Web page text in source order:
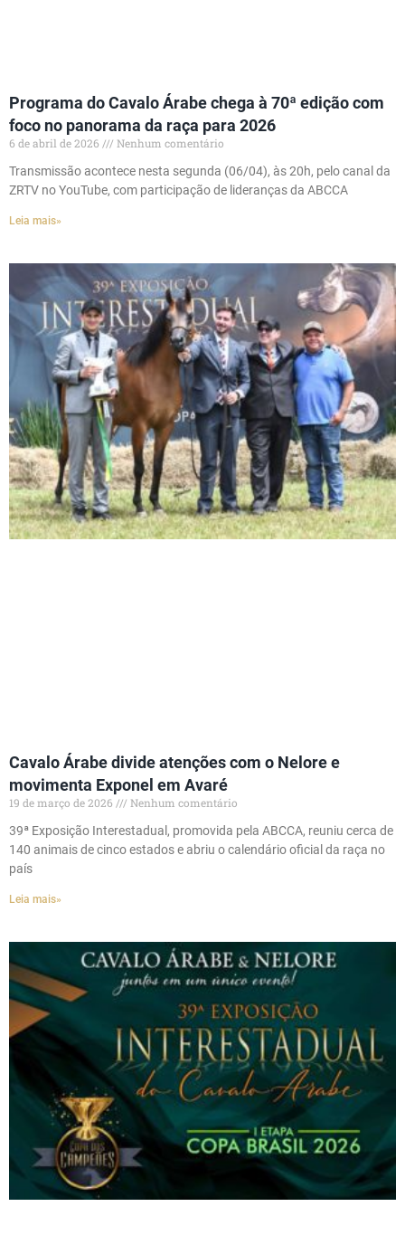
Programa do Cavalo Árabe chega à 70ª edição com
foco no panorama da raça para 2026
6 de abril de 2026
Nenhum comentário
Transmissão acontece nesta segunda (06/04), às 20h, pelo canal da
ZRTV no YouTube, com participação de lideranças da ABCCA
Leia mais»
Cavalo Árabe divide atenções com o Nelore e
movimenta Exponel em Avaré
19 de março de 2026
Nenhum comentário
39ª Exposição Interestadual, promovida pela ABCCA, reuniu cerca de
140 animais de cinco estados e abriu o calendário oficial da raça no
país
Leia mais»